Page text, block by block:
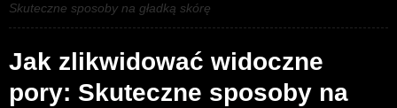
Skuteczne sposoby na gładką skórę
Jak zlikwidować widoczne
pory: Skuteczne sposoby na